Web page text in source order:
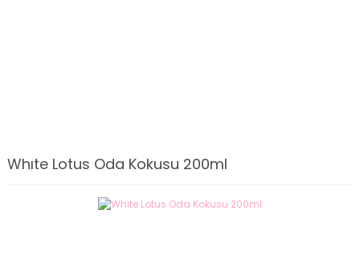
Whıte Lotus Oda Kokusu 200ml